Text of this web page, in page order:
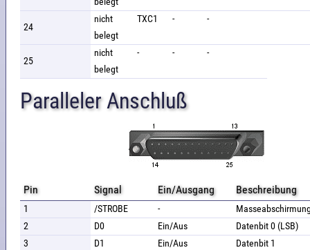
24
nicht
belegt
TXC1 - -
25
nicht
belegt
- - -
Paralleler Anschluß
Pin Signal Ein/Ausgang Beschreibung
1 /STROBE -
2
D0 Ein/Aus
Datenbit 0 (LSB)
3
D1 Ein/Aus
Datenbit 1